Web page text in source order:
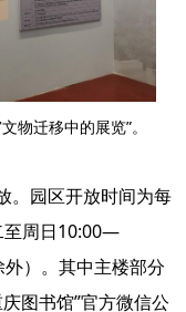
迁移中的展览”。
。园区开放时间为每
至周日10:00—
）。其中主楼部分
图书馆”官方微信公